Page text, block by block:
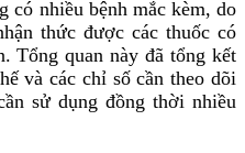
nhiều bệnh mắc kèm, do
thức được các thuốc có
Tổng quan này đã tổng kết
và các chỉ số cần theo dõi
sử dụng đồng thời nhiều